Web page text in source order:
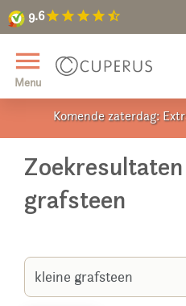
9.6star star star star star_half
9.6
menu
Menu
close
Komende zaterdag:
grafsteen